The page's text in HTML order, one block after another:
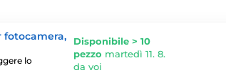
fotocamera,
lo
Disponibile > 10
pezzo martedì 11. 8.
da voi